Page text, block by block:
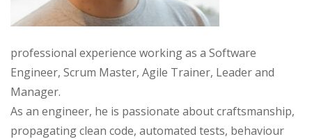
professional experience working as a Software
Engineer, Scrum Master, Agile Trainer, Leader and
Manager.
As an engineer, he is passionate about craftsmanship,
propagating clean code, automated tests, behaviour